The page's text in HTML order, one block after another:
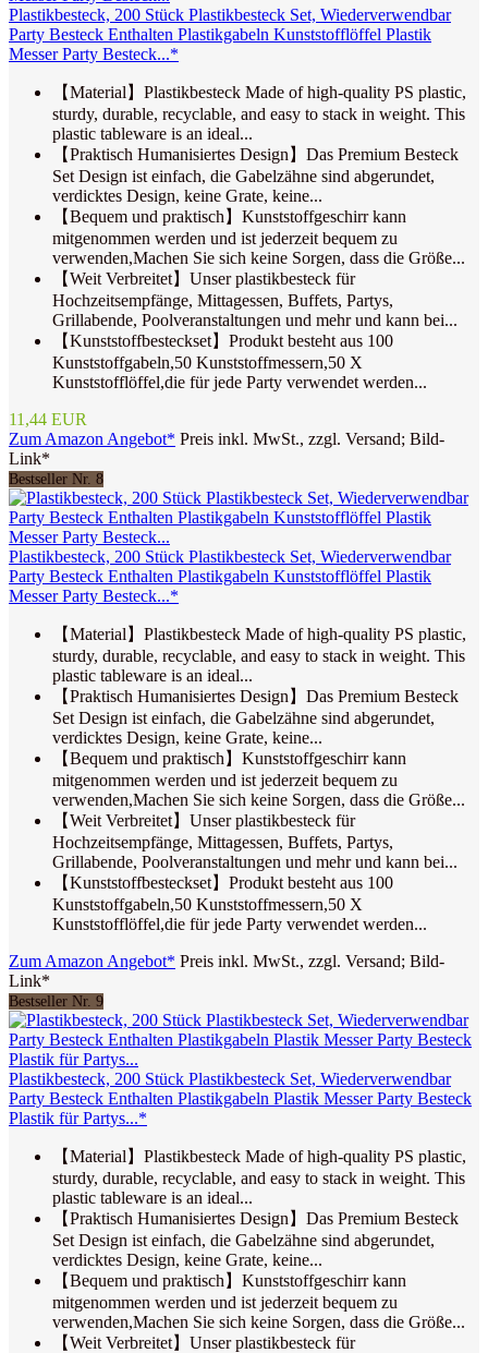
Plastikbesteck, 200 Stück Plastikbesteck Set, Wiederverwendbar
Party Besteck Enthalten Plastikgabeln Kunststofflöffel Plastik
Messer Party Besteck...*
【Material】Plastikbesteck Made of high-quality PS plastic,
sturdy, durable, recyclable, and easy to stack in weight. This
plastic tableware is an ideal...
【Praktisch Humanisiertes Design】Das Premium Besteck
Set Design ist einfach, die Gabelzähne sind abgerundet,
verdicktes Design, keine Grate, keine...
【Bequem und praktisch】Kunststoffgeschirr kann
mitgenommen werden und ist jederzeit bequem zu
verwenden,Machen Sie sich keine Sorgen, dass die Größe...
【Weit Verbreitet】Unser plastikbesteck für
Hochzeitsempfänge, Mittagessen, Buffets, Partys,
Grillabende, Poolveranstaltungen und mehr und kann bei...
【Kunststoffbesteckset】Produkt besteht aus 100
Kunststoffgabeln,50 Kunststoffmessern,50 X
Kunststofflöffel,die für jede Party verwendet werden...
11,44 EUR
Zum Amazon Angebot* Preis inkl. MwSt., zzgl. Versand; Bild-
Link*
Bestseller Nr. 8
Plastikbesteck, 200 Stück Plastikbesteck Set, Wiederverwendbar
Party Besteck Enthalten Plastikgabeln Kunststofflöffel Plastik
Messer Party Besteck...*
【Material】Plastikbesteck Made of high-quality PS plastic,
sturdy, durable, recyclable, and easy to stack in weight. This
plastic tableware is an ideal...
【Praktisch Humanisiertes Design】Das Premium Besteck
Set Design ist einfach, die Gabelzähne sind abgerundet,
verdicktes Design, keine Grate, keine...
【Bequem und praktisch】Kunststoffgeschirr kann
mitgenommen werden und ist jederzeit bequem zu
verwenden,Machen Sie sich keine Sorgen, dass die Größe...
【Weit Verbreitet】Unser plastikbesteck für
Hochzeitsempfänge, Mittagessen, Buffets, Partys,
Grillabende, Poolveranstaltungen und mehr und kann bei...
【Kunststoffbesteckset】Produkt besteht aus 100
Kunststoffgabeln,50 Kunststoffmessern,50 X
Kunststofflöffel,die für jede Party verwendet werden...
Zum Amazon Angebot* Preis inkl. MwSt., zzgl. Versand; Bild-
Link*
Bestseller Nr. 9
Plastikbesteck, 200 Stück Plastikbesteck Set, Wiederverwendbar
Party Besteck Enthalten Plastikgabeln Plastik Messer Party Besteck
Plastik für Partys...*
【Material】Plastikbesteck Made of high-quality PS plastic,
sturdy, durable, recyclable, and easy to stack in weight. This
plastic tableware is an ideal...
【Praktisch Humanisiertes Design】Das Premium Besteck
Set Design ist einfach, die Gabelzähne sind abgerundet,
verdicktes Design, keine Grate, keine...
【Bequem und praktisch】Kunststoffgeschirr kann
mitgenommen werden und ist jederzeit bequem zu
verwenden,Machen Sie sich keine Sorgen, dass die Größe...
【Weit Verbreitet】Unser plastikbesteck für